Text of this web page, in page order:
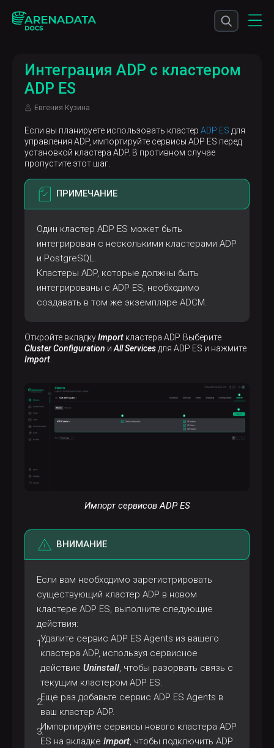
Интеграция ADP с кластером
ADP ES
Евгения Кузина
Если вы планируете использовать кластер ADP ES для
управления ADP, импортируйте сервисы ADP ES перед
установкой кластера ADP. В противном случае
пропустите этот шаг.
ПРИМЕЧАНИЕ
Один кластер ADP ES может быть
интегрирован с несколькими кластерами ADP
и PostgreSQL.
Кластеры ADP, которые должны быть
интегрированы с ADP ES, необходимо
создавать в том же экземпляре ADCM.
Откройте вкладкуImport кластера ADP. Выберите
Cluster Configuration и All Services для ADP ES и нажмите
Import
Импорт сервисов ADP ES
ВНИМАНИЕ
Если вам необходимо зарегистрировать
существующий кластер ADP в новом
кластере ADP ES, выполните следующие
действия:
Удалите сервис ADP ES Agents из вашего
кластера ADP, используя сервисное
действие Uninstall, чтобы разорвать связь с
текущим кластером ADP ES.
Еще раз добавьте сервис ADP ES Agents в
ваш кластер ADP.
Импортируйте сервисы нового кластера ADP
ES на вкладке Import, чтобы подключить ADP